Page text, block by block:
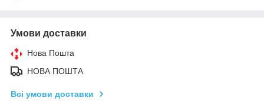
Умови доставки
Нова Пошта
НОВА ПОШТА
Всі умови доставки